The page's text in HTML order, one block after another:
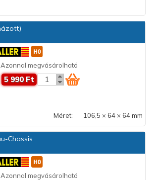
Azonnal megvásárolható
5 990 Ft
Méret: 106,5 × 64 × 64 mm
Chassis
Azonnal megvásárolható